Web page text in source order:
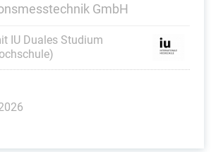
GmbH
IU Duales Studium